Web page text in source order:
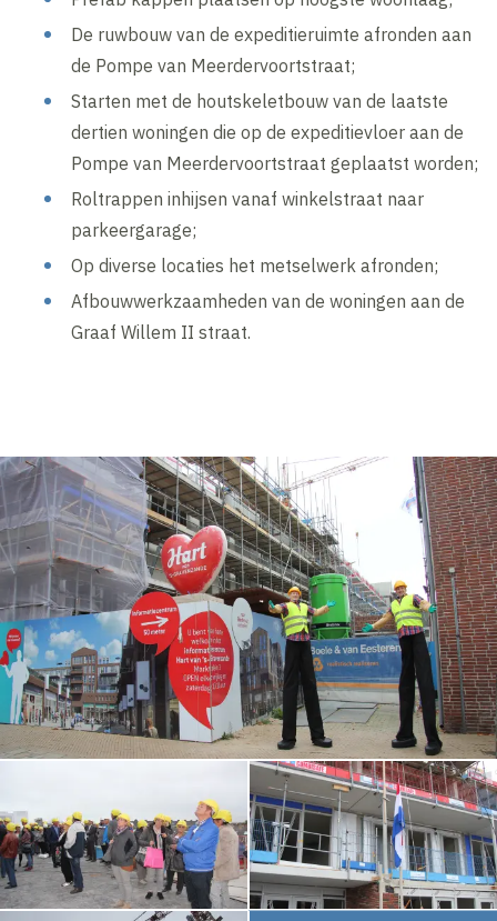
De ruwbouw van de expeditieruimte afronden aan
de Pompe van Meerdervoortstraat;
Starten met de houtskeletbouw van de laatste
dertien woningen die op de expeditievloer aan de
Pompe van Meerdervoortstraat geplaatst worden;
Roltrappen inhijsen vanaf winkelstraat naar
parkeergarage;
Op diverse locaties het metselwerk afronden;
Afbouwwerkzaamheden van de woningen aan de
Graaf Willem II straat.